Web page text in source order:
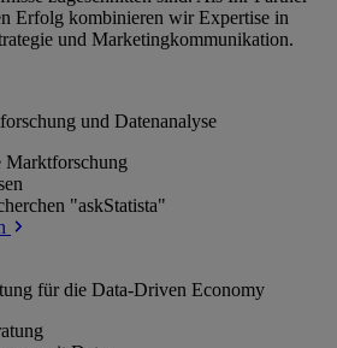
Erfolg kombinieren wir Expertise in
und Marketingkommunikation.
und Datenanalyse
"askStatista"
für die Data-Driven Economy